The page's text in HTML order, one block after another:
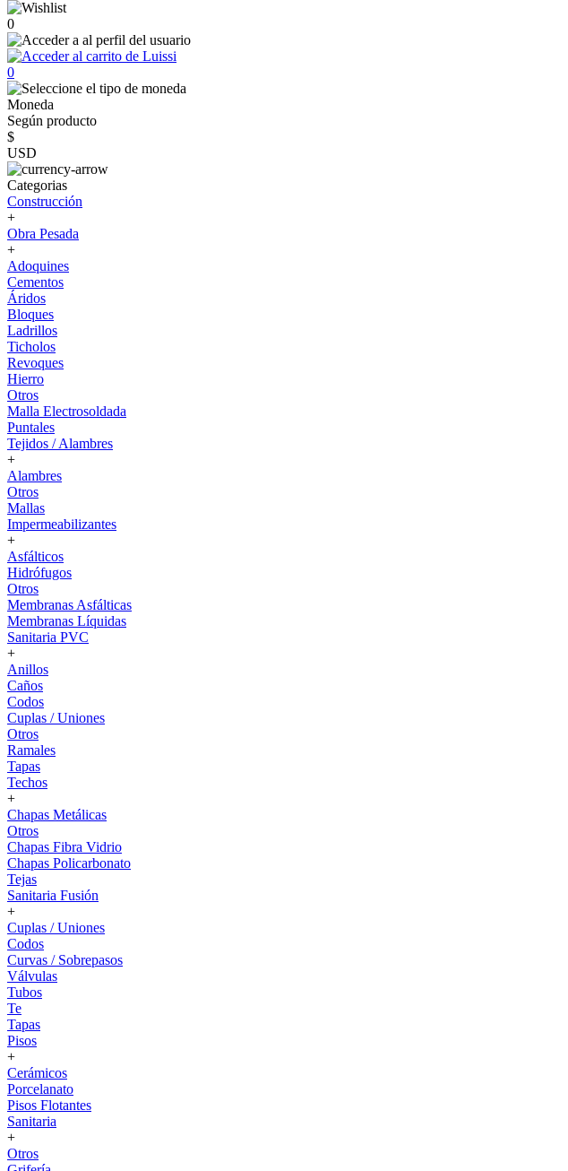
0
0
Moneda
Según producto
$
USD
Categorias
Construcción
+
Obra Pesada
+
Adoquines
Cementos
Áridos
Bloques
Ladrillos
Ticholos
Revoques
Hierro
Otros
Malla Electrosoldada
Puntales
Tejidos / Alambres
+
Alambres
Otros
Mallas
Impermeabilizantes
+
Asfálticos
Hidrófugos
Otros
Membranas Asfálticas
Membranas Líquidas
Sanitaria PVC
+
Anillos
Caños
Codos
Cuplas / Uniones
Otros
Ramales
Tapas
Techos
+
Chapas Metálicas
Otros
Chapas Fibra Vidrio
Chapas Policarbonato
Tejas
Sanitaria Fusión
+
Cuplas / Uniones
Codos
Curvas / Sobrepasos
Válvulas
Tubos
Te
Tapas
Pisos
+
Cerámicos
Porcelanato
Pisos Flotantes
Sanitaria
+
Otros